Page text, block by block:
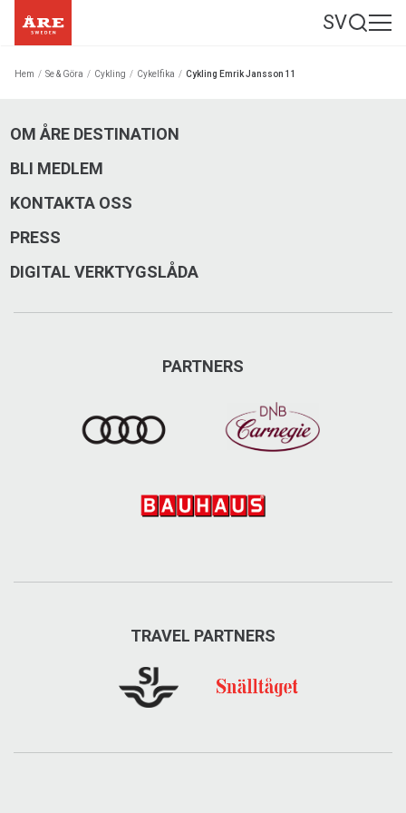
SV
Hem / Se & Göra / Cykling / Cykelfika / Cykling Emrik Jansson 11
OM ÅRE DESTINATION
BLI MEDLEM
KONTAKTA OSS
PRESS
DIGITAL VERKTYGSLÅDA
PARTNERS
TRAVEL PARTNERS